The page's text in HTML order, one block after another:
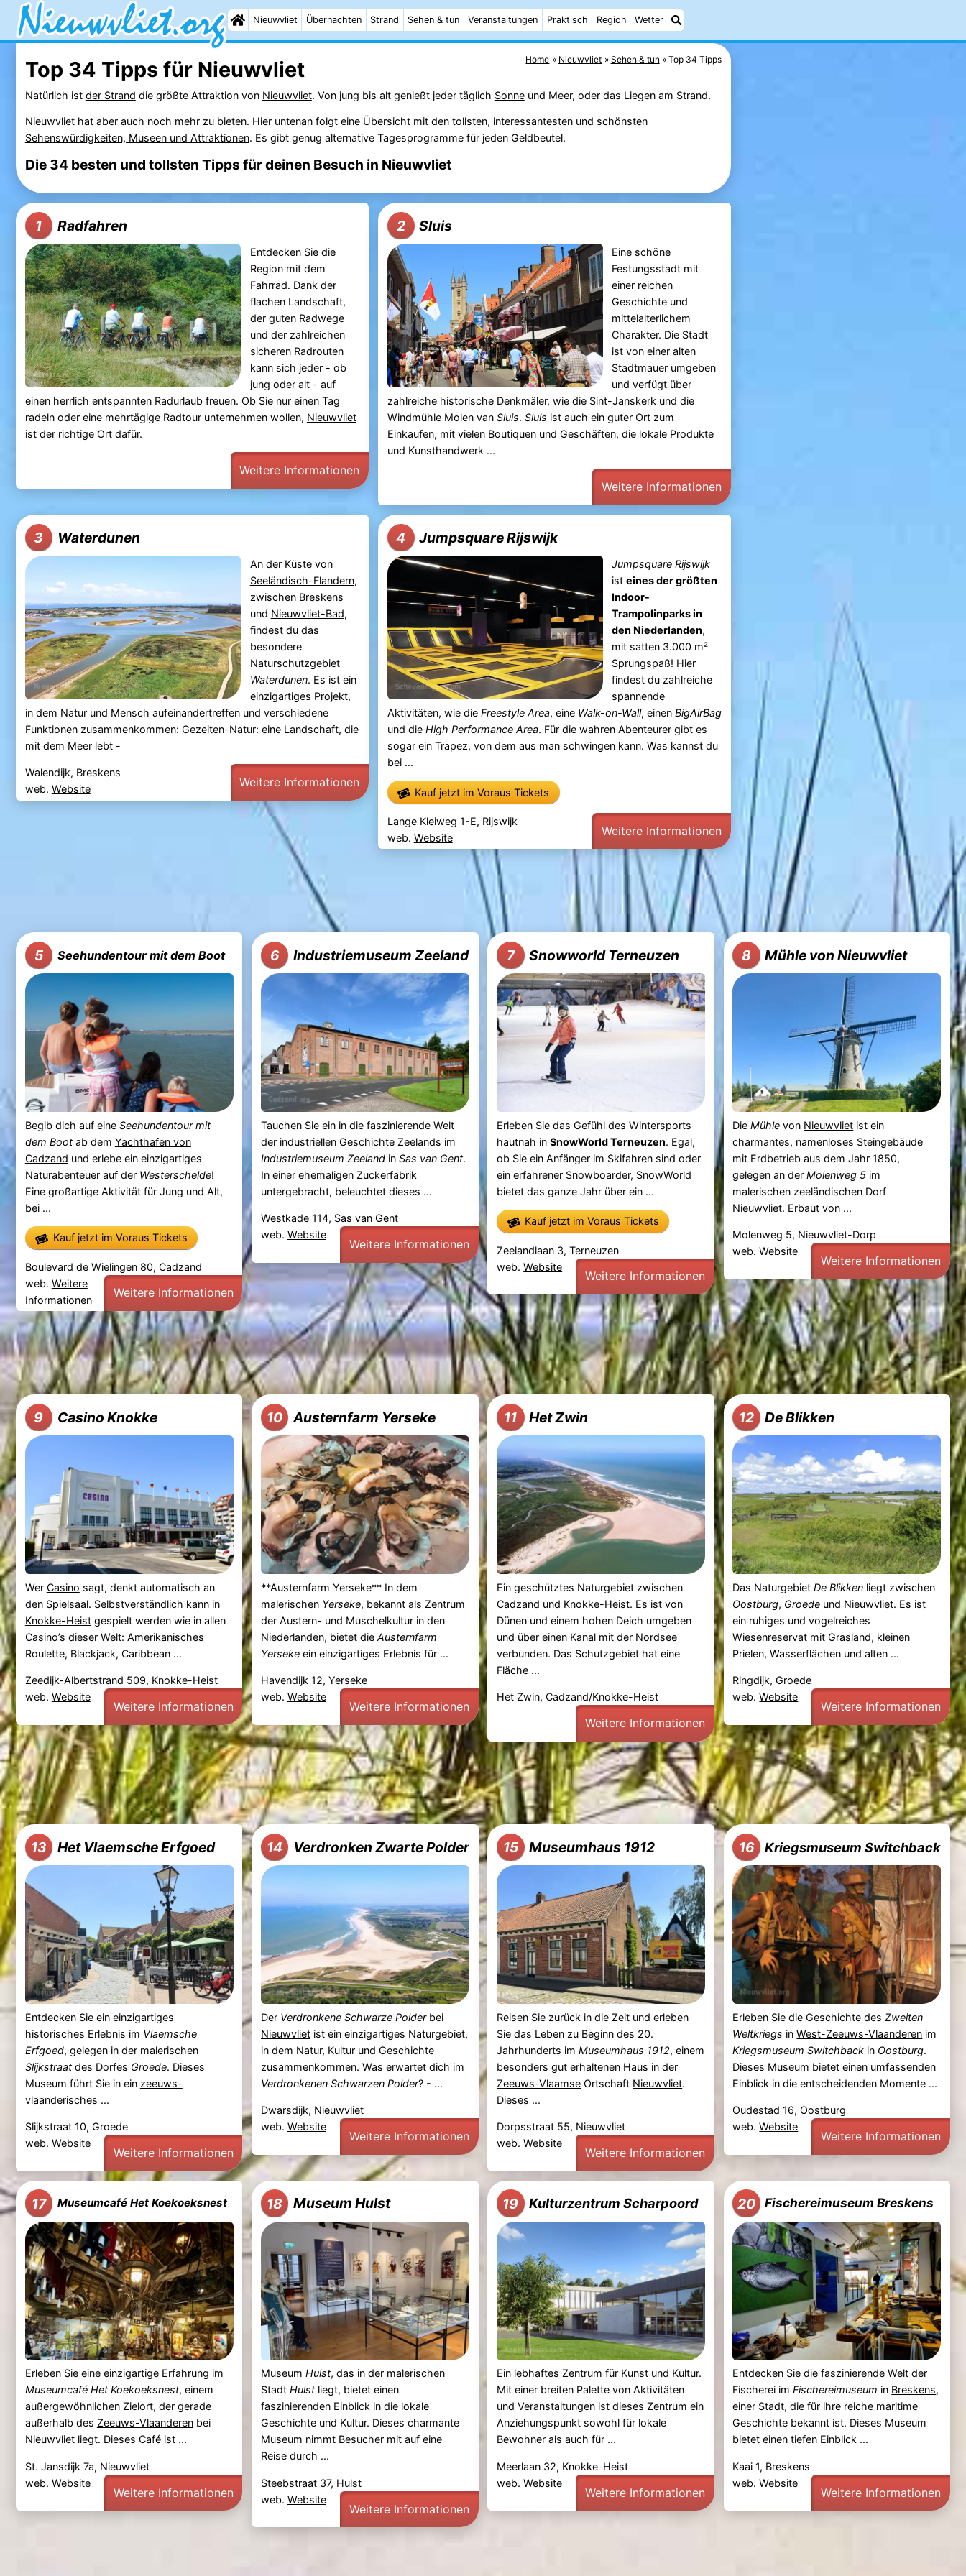
Nieuwvliet Übernachten Strand Sehen & tun Veranstaltungen Praktisch Region Wetter
Home Nieuwvliet Sehen & tun Top 34 Tipps
Top 34 Tipps für Nieuwvliet
Natürlich ist der Strand die größte Attraktion von Nieuwvliet. Von jung bis alt genießt jeder täglich Sonneund Meer, oder das Liegen am Strand.
Nieuwvliethat aber auch noch mehr zu bieten. Hier untenan folgt eine Übersicht mit den tollsten, interessantesten und schönsten
Sehenswürdigkeiten, Museen und Attraktionen. Es gibt genug alternative Tagesprogramme für jeden Geldbeutel.
Die 34 besten und tollsten Tipps für deinen Besuch in Nieuwvliet
1 Radfahren
Entdecken Sie die
Region mit dem
Fahrrad. Dank der
flachen Landschaft,
der guten Radwege
und der zahlreichen
sicheren Radrouten
kann sich jeder - ob
jung oder alt - auf
einen herrlich entspannten Radurlaub freuen. Ob Sie nur einen Tag
radeln oder eine mehrtägige Radtour unternehmen wollen, Nieuwvliet
ist der richtige Ort dafür.
Weitere Informationen
2 Sluis
Eine schöne
Festungsstadt mit
einer reichen
Geschichte und
mittelalterlichem
Charakter. Die Stadt
ist von einer alten
Stadtmauer umgeben
und verfügt über
zahlreiche historische Denkmäler, wie die Sint-Janskerk und die
Windmühle Molen van Sluis. Sluis ist auch ein guter Ort zum
Einkaufen, mit vielen Boutiquen und Geschäften, die lokale Produkte
und Kunsthandwerk ...
Weitere Informationen
3 Waterdunen
An der Küste von
Seeländisch-Flandern,
zwischen Breskens
und Nieuwvliet-Bad,
findest du das
besondere
Naturschutzgebiet
Waterdunen. Es ist ein
einzigartiges Projekt,
in dem Natur und Mensch aufeinandertreffen und verschiedene
Funktionen zusammenkommen: Gezeiten-Natur: eine Landschaft, die
mit dem Meer lebt -
Walendijk, Breskens
web. Website Weitere Informationen
4 Jumpsquare Rijswijk
Jumpsquare Rijswijk
isteines der größten
Indoor-
Trampolinparks in
den Niederlanden,
mit satten 3.000 m²
Sprungspaß! Hier
findest du zahlreiche
spannende
Aktivitäten, wie die Freestyle Area, eine Walk-on-Wall, einen BigAirBag
und die High Performance Area. Für die wahren Abenteurer gibt es
sogar ein Trapez, von dem aus man schwingen kann. Was kannst du
bei ...
Kauf jetzt im Voraus Tickets
Lange Kleiweg 1-E, Rijswijk
web. Website Weitere Informationen
5 Seehundentour mit dem Boot
Begib dich auf eine Seehundentour mit
dem Bootab dem Yachthafen von
Cadzand und erlebe ein einzigartiges
Naturabenteuer auf der Westerschelde!
Eine großartige Aktivität für Jung und Alt,
bei ...
Kauf jetzt im Voraus Tickets
Boulevard de Wielingen 80, Cadzand
web. Weitere
Informationen
Weitere Informationen
6 Industriemuseum Zeeland
Tauchen Sie ein in die faszinierende Welt
der industriellen Geschichte Zeelands im
Industriemuseum Zeelandin Sas van Gent.
In einer ehemaligen Zuckerfabrik
untergebracht, beleuchtet dieses ...
Westkade 114, Sas van Gent
web. Website
Weitere Informationen
7 Snowworld Terneuzen
Erleben Sie das Gefühl des Wintersports
hautnah inSnowWorld Terneuzen. Egal,
ob Sie ein Anfänger im Skifahren sind oder
ein erfahrener Snowboarder, SnowWorld
bietet das ganze Jahr über ein ...
Kauf jetzt im Voraus Tickets
Zeelandlaan 3, Terneuzen
web.Website
Weitere Informationen
8 Mühle von Nieuwvliet
DieMühle von Nieuwvliet ist ein
charmantes, namenloses Steingebäude
mit Erdbetrieb aus dem Jahr 1850,
gelegen an derMolenweg 5 im
malerischen zeeländischen Dorf
Nieuwvliet. Erbaut von ...
Molenweg 5, Nieuwvliet-Dorp
web.Website
Weitere Informationen
9 Casino Knokke
Wer Casino sagt, denkt automatisch an
den Spielsaal. Selbstverständlich kann in
Knokke-Heistgespielt werden wie in allen
Casino’s dieser Welt: Amerikanisches
Roulette, Blackjack, Caribbean ...
Zeedijk-Albertstrand 509, Knokke-Heist
web. Website
Weitere Informationen
10 Austernfarm Yerseke
**Austernfarm Yerseke** In dem
malerischen Yerseke, bekannt als Zentrum
der Austern- und Muschelkultur in den
Niederlanden, bietet die Austernfarm
Yersekeein einzigartiges Erlebnis für ...
Havendijk 12, Yerseke
web. Website
Weitere Informationen
11 Het Zwin
Ein geschütztes Naturgebiet zwischen
Cadzand und Knokke-Heist. Es ist von
Dünen und einem hohen Deich umgeben
und über einen Kanal mit der Nordsee
verbunden. Das Schutzgebiet hat eine
Fläche ...
Het Zwin, Cadzand/Knokke-Heist
Weitere Informationen
12 De Blikken
Das NaturgebietDe Blikken liegt zwischen
Oostburg, Groede und Nieuwvliet. Es ist
ein ruhiges und vogelreiches
Wiesenreservat mit Grasland, kleinen
Prielen, Wasserflächen und alten ...
Ringdijk, Groede
web.Website
Weitere Informationen
13 Het Vlaemsche Erfgoed
Entdecken Sie ein einzigartiges
historisches Erlebnis im Vlaemsche
Erfgoed, gelegen in der malerischen
Slijkstraatdes Dorfes Groede. Dieses
Museum führt Sie in ein zeeuws-
vlaanderisches ...
Slijkstraat 10, Groede
web. Website
Weitere Informationen
14 Verdronken Zwarte Polder
Der Verdronkene Schwarze Polderbei
Nieuwvlietist ein einzigartiges Naturgebiet,
in dem Natur, Kultur und Geschichte
zusammenkommen. Was erwartet dich im
Verdronkenen Schwarzen Polder? - ...
Dwarsdijk, Nieuwvliet
web. Website
Weitere Informationen
15 Museumhaus 1912
Reisen Sie zurück in die Zeit und erleben
Sie das Leben zu Beginn des 20.
Jahrhunderts imMuseumhaus 1912, einem
besonders gut erhaltenen Haus in der
Zeeuws-Vlaamse Ortschaft Nieuwvliet.
Dieses ...
Dorpsstraat 55, Nieuwvliet
web.Website
Weitere Informationen
16 Kriegsmuseum Switchback
Erleben Sie die Geschichte desZweiten
Weltkriegs inWest-Zeeuws-Vlaanderen im
Kriegsmuseum Switchback in Oostburg.
Dieses Museum bietet einen umfassenden
Einblick in die entscheidenden Momente ...
Oudestad 16, Oostburg
web.Website
Weitere Informationen
17 Museumcafé Het Koekoeksnest
Erleben Sie eine einzigartige Erfahrung im
Museumcafé Het Koekoeksnest, einem
außergewöhnlichen Zielort, der gerade
außerhalb des Zeeuws-Vlaanderenbei
Nieuwvlietliegt. Dieses Café ist ...
St. Jansdijk 7a, Nieuwvliet
web. Website
Weitere Informationen
18 Museum Hulst
Museum Hulst, das in der malerischen
Stadt Hulstliegt, bietet einen
faszinierenden Einblick in die lokale
Geschichte und Kultur. Dieses charmante
Museum nimmt Besucher mit auf eine
Reise durch ...
Steebstraat 37, Hulst
web. Website
Weitere Informationen
19 Kulturzentrum Scharpoord
Ein lebhaftes Zentrum für Kunst und Kultur.
Mit einer breiten Palette von Aktivitäten
und Veranstaltungen ist dieses Zentrum ein
Anziehungspunkt sowohl für lokale
Bewohner als auch für ...
Meerlaan 32, Knokke-Heist
web.Website
Weitere Informationen
20 Fischereimuseum Breskens
Entdecken Sie die faszinierende Welt der
Fischerei imFischereimuseum in Breskens,
einer Stadt, die für ihre reiche maritime
Geschichte bekannt ist. Dieses Museum
bietet einen tiefen Einblick ...
Kaai 1, Breskens
web.Website
Weitere Informationen